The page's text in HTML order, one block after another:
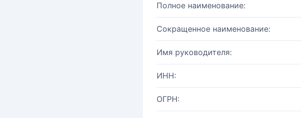
Полное наименование:
Сокращенное наименование:
Имя руководителя:
ИНН:
ОГРН: